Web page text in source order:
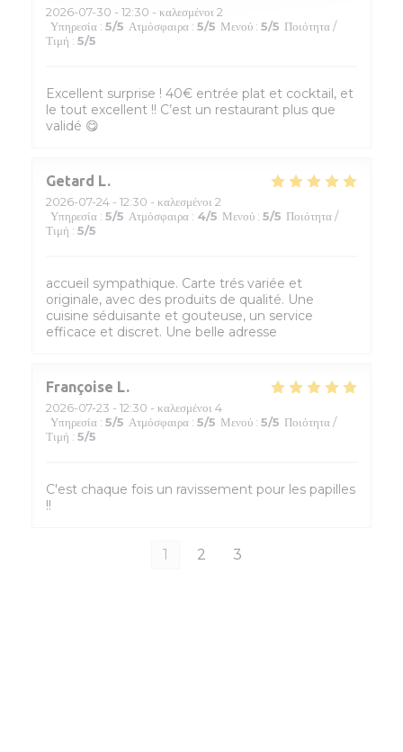
2026-07-30 - 12:30 - καλεσμένοι 2
Υπηρεσία : 5/5 Ατμόσφαιρα : 5/5 Μενού : 5/5 Ποιότητα /
Τιμή : 5/5
Excellent surprise ! 40€ entrée plat et cocktail, et
le tout excellent !! C’est un restaurant plus que
validé 😋
Getard L
2026-07-24 - 12:30 - καλεσμένοι 2
Υπηρεσία : 5/5 Ατμόσφαιρα : 4/5 Μενού : 5/5 Ποιότητα /
Τιμή : 5/5
accueil sympathique. Carte trés variée et
originale, avec des produits de qualité. Une
cuisine séduisante et gouteuse, un service
efficace et discret. Une belle adresse
Françoise L
2026-07-23 - 12:30 - καλεσμένοι 4
Υπηρεσία : 5/5 Ατμόσφαιρα : 5/5 Μενού : 5/5 Ποιότητα /
Τιμή : 5/5
C'est chaque fois un ravissement pour les papilles
!!
1 2 3